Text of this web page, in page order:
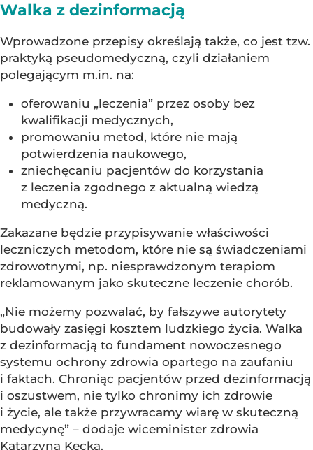
Walka z dezinformacją
Wprowadzone przepisy określają także, co jest tzw.
praktyką pseudomedyczną, czyli działaniem
polegającym m.in. na:
oferowaniu „leczenia” przez osoby bez
kwalifikacji medycznych,
promowaniu metod, które nie mają
potwierdzenia naukowego,
zniechęcaniu pacjentów do korzystania
z leczenia zgodnego z aktualną wiedzą
medyczną.
Zakazane będzie przypisywanie właściwości
leczniczych metodom, które nie są świadczeniami
zdrowotnymi, np. niesprawdzonym terapiom
reklamowanym jako skuteczne leczenie chorób.
„Nie możemy pozwalać, by fałszywe autorytety
budowały zasięgi kosztem ludzkiego życia. Walka
z dezinformacją to fundament nowoczesnego
systemu ochrony zdrowia opartego na zaufaniu
i faktach. Chroniąc pacjentów przed dezinformacją
i oszustwem, nie tylko chronimy ich zdrowie
i życie, ale także przywracamy wiarę w skuteczną
medycynę” – dodaje wiceminister zdrowia
Katarzyna Kęcka.